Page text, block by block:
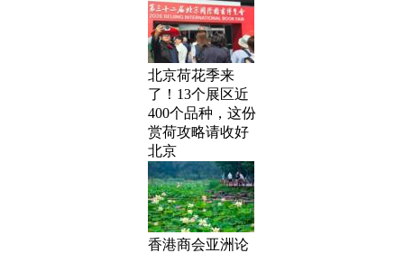
北京荷花季来
了！13个展区近
400个品种，这份
赏荷攻略请收好
北京
香港商会亚洲论